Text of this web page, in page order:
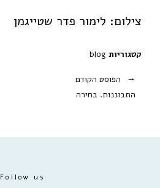
צילום: לימור פדר שטייגמן
קטגוריות blog
הפוסט הקודם
התבוננות. בחירה
Follow us